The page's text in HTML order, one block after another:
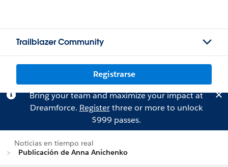
Trailblazer Community
Registrarse
Bring your team and maximize your impact at
Dreamforce. Registerthree or more to unlock
$999 passes.
Noticias en tiempo real
Publicación de Anna Anichenko